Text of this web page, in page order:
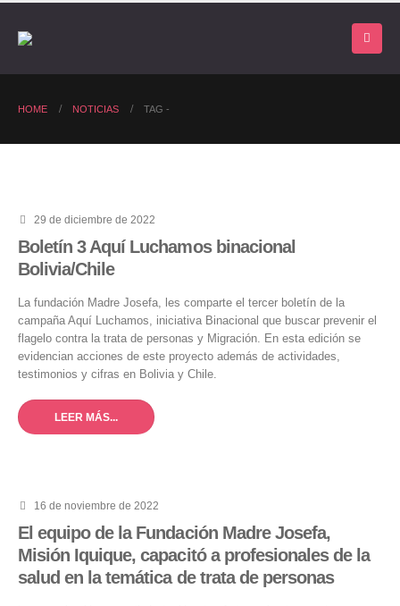
HOME NOTICIAS TAG -
29 de diciembre de 2022
Boletín 3 Aquí Luchamos binacional
Bolivia/Chile
La fundación Madre Josefa, les comparte el tercer boletín de la
campaña Aquí Luchamos, iniciativa Binacional que buscar prevenir el
flagelo contra la trata de personas y Migración. En esta edición se
evidencian acciones de este proyecto además de actividades,
testimonios y cifras en Bolivia y Chile.
LEER MÁS...
16 de noviembre de 2022
El equipo de la Fundación Madre Josefa,
Misión Iquique, capacitó a profesionales de la
salud en la temática de trata de personas